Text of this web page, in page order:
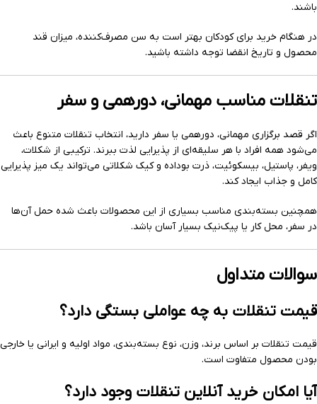
باشند.
در هنگام خرید برای کودکان بهتر است به سن مصرف‌کننده، میزان قند
محصول و تاریخ انقضا توجه داشته باشید.
تنقلات مناسب مهمانی، دورهمی و سفر
اگر قصد برگزاری مهمانی، دورهمی یا سفر دارید، انتخاب تنقلات متنوع باعث
می‌شود همه افراد با هر سلیقه‌ای از پذیرایی لذت ببرند. ترکیبی از شکلات،
ویفر، پاستیل، بیسکوئیت، ذرت بوداده و کیک شکلاتی می‌تواند یک میز پذیرایی
کامل و جذاب ایجاد کند.
همچنین بسته‌بندی مناسب بسیاری از این محصولات باعث شده حمل آن‌ها
در سفر، محل کار یا پیک‌نیک بسیار آسان باشد.
سوالات متداول
قیمت تنقلات به چه عواملی بستگی دارد؟
قیمت تنقلات بر اساس برند، وزن، نوع بسته‌بندی، مواد اولیه و ایرانی یا خارجی
بودن محصول متفاوت است.
آیا امکان خرید آنلاین تنقلات وجود دارد؟